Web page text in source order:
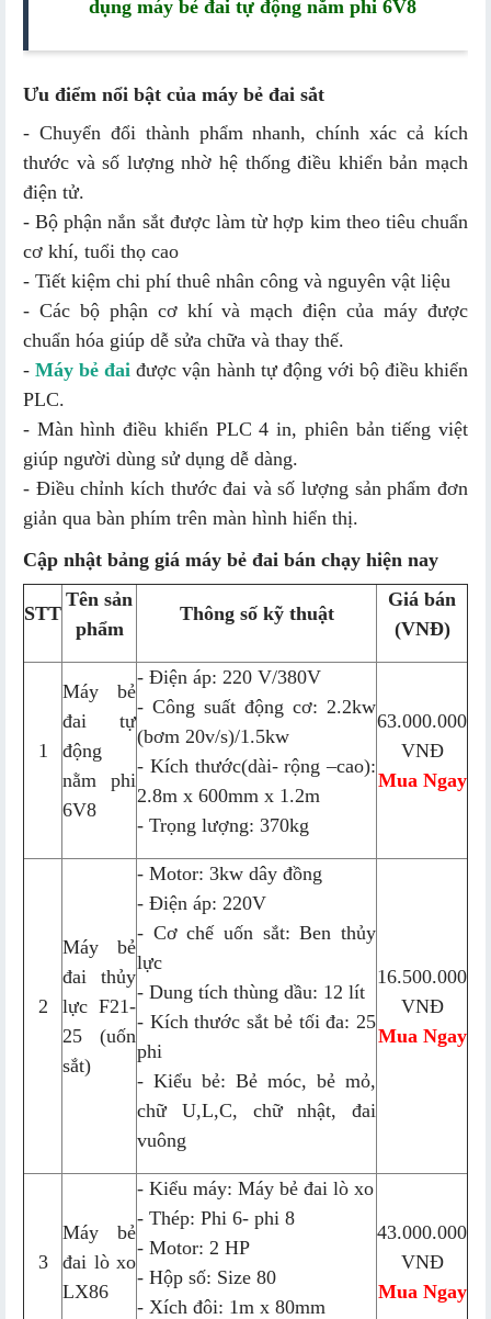
dụng máy bẻ đai tự động nằm phi 6V8
Ưu điểm nổi bật của máy bẻ đai sắt
- Chuyển đổi thành phẩm nhanh, chính xác cả kích
thước và số lượng nhờ hệ thống điều khiển bản mạch
điện tử.
- Bộ phận nắn sắt được làm từ hợp kim theo tiêu chuẩn
cơ khí, tuổi thọ cao
- Tiết kiệm chi phí thuê nhân công và nguyên vật liệu
- Các bộ phận cơ khí và mạch điện của máy được
chuẩn hóa giúp dễ sửa chữa và thay thế.
-Máy bẻ đai được vận hành tự động với bộ điều khiển
PLC.
- Màn hình điều khiển PLC 4 in, phiên bản tiếng việt
giúp người dùng sử dụng dễ dàng.
- Điều chỉnh kích thước đai và số lượng sản phẩm đơn
giản qua bàn phím trên màn hình hiển thị.
Cập nhật bảng giá máy bẻ đai bán chạy hiện nay
STT
Tên sản
phẩm
Thông số kỹ thuật
Giá bán
(VNĐ)
1
Máy bẻ
đai tự
động
nằm phi
6V8
- Điện áp: 220 V/380V
- Công suất động cơ: 2.2kw
(bơm 20v/s)/1.5kw
- Kích thước(dài- rộng –cao):
2.8m x 600mm x 1.2m
- Trọng lượng: 370kg
63.000.000
VNĐ
Mua Ngay
2
Máy bẻ
đai thủy
lực F21-
25 (uốn
sắt)
- Motor: 3kw dây đồng
- Điện áp: 220V
- Cơ chế uốn sắt: Ben thủy
lực
- Dung tích thùng dầu: 12 lít
- Kích thước sắt bẻ tối đa: 25
phi
- Kiểu bẻ: Bẻ móc, bẻ mỏ,
chữ U,L,C, chữ nhật, đai
vuông
16.500.000
VNĐ
Mua Ngay
3
Máy bẻ
đai lò xo
LX86
- Kiểu máy: Máy bẻ đai lò xo
- Thép: Phi 6- phi 8
- Motor: 2 HP
- Hộp số: Size 80
- Xích đôi: 1m x 80mm
43.000.000
VNĐ
Mua Ngay